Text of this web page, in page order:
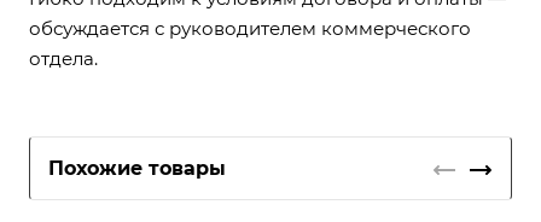
обсуждается с руководителем коммерческого
отдела.
Похожие товары